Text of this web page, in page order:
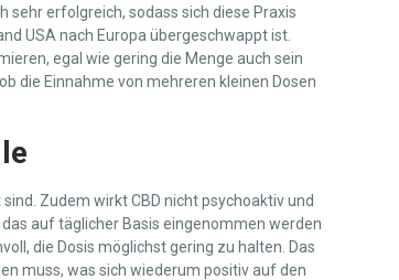
sehr erfolgreich, sodass sich diese Praxis
USA nach Europa übergeschwappt ist.
egal wie gering die Menge auch sein
die Einnahme von mehreren kleinen Dosen
Zudem wirkt CBD nicht psychoaktiv und
auf täglicher Basis eingenommen werden
die Dosis möglichst gering zu halten. Das
muss, was sich wiederum positiv auf den